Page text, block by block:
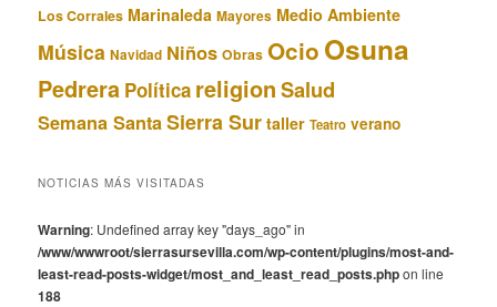
Los Corrales Marinaleda Mayores Medio Ambiente
Música Navidad Niños Obras Ocio Osuna
Pedrera Política religionSalud
Semana SantaSierra Sur taller Teatro verano
NOTICIAS MÁS VISITADAS
Warning: Undefined array key "days_ago" in
/www/wwwroot/sierrasursevilla.com/wp-content/plugins/most-and-
least-read-posts-widget/most_and_least_read_posts.phpon line
188